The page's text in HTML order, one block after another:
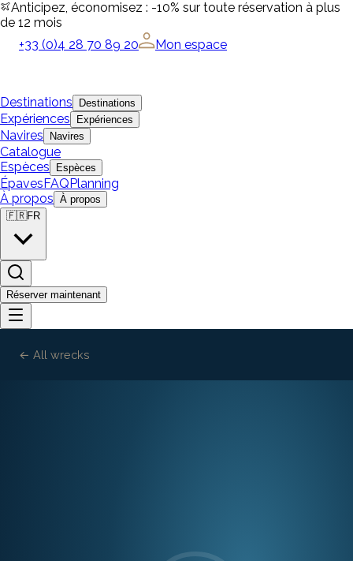
Anticipez, économisez : -10% sur toute réservation à plus
de 12 mois
+33 (0)4 28 70 89 20
Mon espace
Destinations Destinations
Expériences Expériences
Navires Navires
Catalogue
Espèces
Espèces
ÉpavesFAQPlanning
À propos À propos
🇫🇷FR
Réserver maintenant
← All wrecks